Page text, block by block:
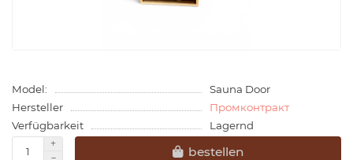
Model:
Sauna Door
Hersteller
Промконтракт
Verfügbarkeit
Lagernd
bestellen